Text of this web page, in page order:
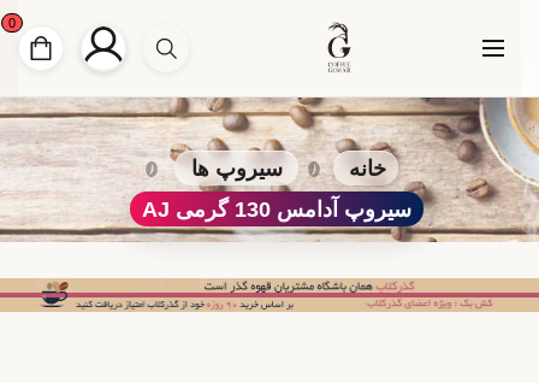
خانه
سیروپ ها
سیروپ آدامس 130 گرمی AJ